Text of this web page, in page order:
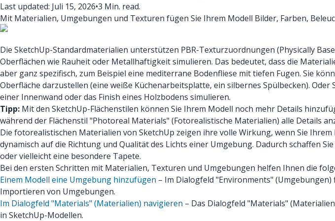
Last updated: Juli 15, 2026•3 Min. read.
Mit Materialien, Umgebungen und Texturen fügen Sie Ihrem Modell Bilder, Farben,
Die SketchUp-Standardmaterialien unterstützen PBR-Texturzuordnungen (Physically
Oberflächen wie Rauheit oder Metallhaftigkeit simulieren. Das bedeutet, dass die
aber ganz spezifisch, zum Beispiel eine mediterrane Bodenfliese mit tiefen Fugen. Sie
Oberfläche darzustellen (eine weiße Küchenarbeitsplatte, ein silbernes Spülbecken).
einer Innenwand oder das Finish eines Holzbodens simulieren.
Tipp: Mit den SketchUp-Flächenstilen können Sie Ihrem Modell noch mehr Details
während der Flächenstil "Photoreal Materials" (Fotorealistische Materialien) alle Details
Die fotorealistischen Materialien von SketchUp zeigen ihre volle Wirkung, wenn Sie
dynamisch auf die Richtung und Qualität des Lichts einer Umgebung. Dadurch schaffen
oder vielleicht eine besondere Tapete.
Bei den ersten Schritten mit Materialien, Texturen und Umgebungen helfen Ihnen die
Einem Modell eine Umgebung hinzufügen – Im Dialogfeld "Environments"
Importieren von Umgebungen.
Im Dialogfeld "Materials" (Materialien) navigieren – Das Dialogfeld "Materials"
in SketchUp-Modellen.